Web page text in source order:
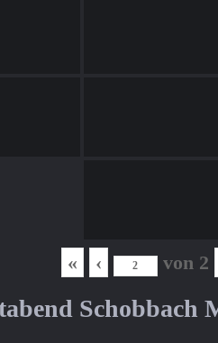
« ‹ von 2
Schobbach